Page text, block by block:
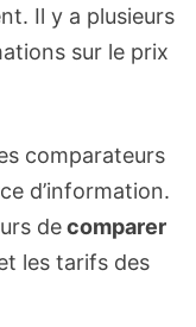
Il y a plusieurs
sur le prix
comparateurs
d’information.
decomparer
les tarifs des